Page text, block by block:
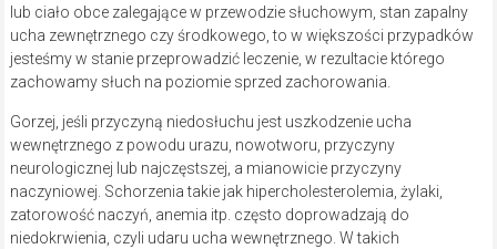
lub ciało obce zalegające w przewodzie słuchowym, stan zapalny
ucha zewnętrznego czy środkowego, to w większości przypadków
jesteśmy w stanie przeprowadzić leczenie, w rezultacie którego
zachowamy słuch na poziomie sprzed zachorowania.
Gorzej, jeśli przyczyną niedosłuchu jest uszkodzenie ucha
wewnętrznego z powodu urazu, nowotworu, przyczyny
neurologicznej lub najczęstszej, a mianowicie przyczyny
naczyniowej. Schorzenia takie jak hipercholesterolemia, żylaki,
zatorowość naczyń, anemia itp. często doprowadzają do
niedokrwienia, czyli udaru ucha wewnętrznego. W takich